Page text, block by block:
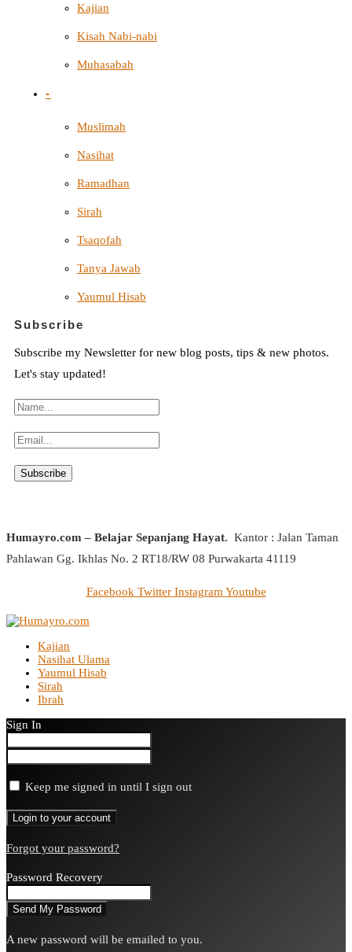
Kajian
Kisah Nabi-nabi
Muhasabah
-
Muslimah
Nasihat
Ramadhan
Sirah
Tsaqofah
Tanya Jawab
Yaumul Hisab
Subscribe
Subscribe my Newsletter for new blog posts, tips & new photos.
Let's stay updated!
Humayro.com – Belajar Sepanjang Hayat. Kantor : Jalan Taman
Pahlawan Gg. Ikhlas No. 2 RT18/RW 08 Purwakarta 41119
Facebook Twitter Instagram Youtube
Kajian
Nasihat Ulama
Yaumul Hisab
Sirah
Ibrah
Sign In
Keep me signed in until I sign out
Forgot your password?
Password Recovery
A new password will be emailed to you.